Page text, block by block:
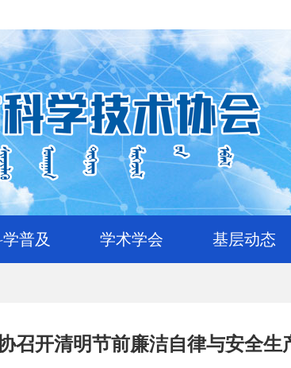
普及 学术学会 基层动态
召开清明节前廉洁自律与安全生